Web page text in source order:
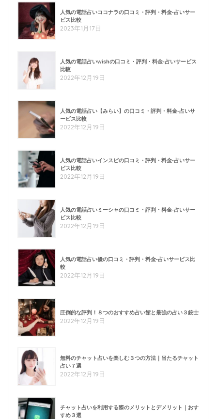
人気の電話占いココナラの口コミ・評判・料金-占いサー
ビス比較
2023年1月17日
人気の電話占いwishの口コミ・評判・料金-占いサービス
比較
2022年12月19日
人気の電話占い【みらい】の口コミ・評判・料金-占いサ
ービス比較
2022年12月19日
人気の電話占いインスピの口コミ・評判・料金-占いサー
ビス比較
2022年12月19日
人気の電話占いミーシャの口コミ・評判・料金-占いサー
ビス比較
2022年12月19日
人気の電話占い優の口コミ・評判・料金-占いサービス比
較
2022年12月19日
圧倒的な評判！８つのおすすめ占い館と最強の占い３銃士
2022年12月19日
無料のチャット占いを楽しむ３つの方法｜当たるチャット
占い７選
2022年12月19日
チャット占いを利用する際のメリットとデメリット｜おす
すめ３選